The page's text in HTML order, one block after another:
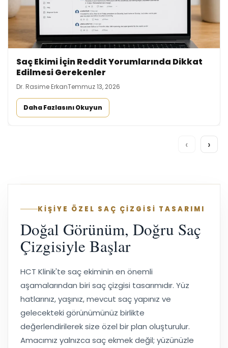
Saç Ekimi İçin Reddit Yorumlarında Dikkat
Edilmesi Gerekenler
Dr. Rasime ErkanTemmuz 13, 2026
Daha Fazlasını Okuyun
‹ ›
KİŞİYE ÖZEL SAÇ ÇİZGİSİ TASARIMI
Doğal Görünüm, Doğru Saç
Çizgisiyle Başlar
HCT Klinik'te saç ekiminin en önemli
aşamalarından biri saç çizgisi tasarımıdır. Yüz
hatlarınız, yaşınız, mevcut saç yapınız ve
gelecekteki görünümünüz birlikte
değerlendirilerek size özel bir plan oluşturulur.
Amacımız yalnızca saç ekmek değil; yüzünüzle